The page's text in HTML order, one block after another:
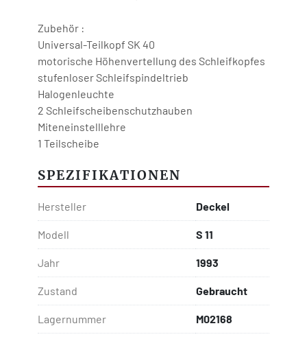
Zubehör :
Universal-Teilkopf SK 40
motorische Höhenvertellung des Schleifkopfes
stufenloser Schleifspindeltrieb
Halogenleuchte
2 Schleifscheibenschutzhauben
Miteneinstelllehre
1 Teilscheibe
SPEZIFIKATIONEN
Hersteller Deckel
Modell S 11
Jahr 1993
Zustand Gebraucht
Lagernummer M02168